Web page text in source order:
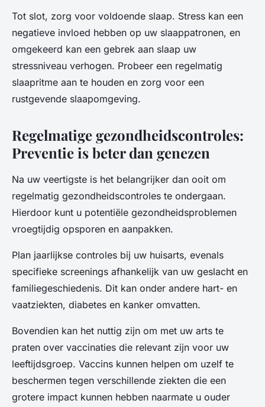
Tot slot, zorg voor voldoende slaap. Stress kan een
negatieve invloed hebben op uw slaappatronen, en
omgekeerd kan een gebrek aan slaap uw
stressniveau verhogen. Probeer een regelmatig
slaapritme aan te houden en zorg voor een
rustgevende slaapomgeving.
Regelmatige gezondheidscontroles:
Preventie is beter dan genezen
Na uw veertigste is het belangrijker dan ooit om
regelmatig gezondheidscontroles te ondergaan.
Hierdoor kunt u potentiële gezondheidsproblemen
vroegtijdig opsporen en aanpakken.
Plan jaarlijkse controles bij uw huisarts, evenals
specifieke screenings afhankelijk van uw geslacht en
familiegeschiedenis. Dit kan onder andere hart- en
vaatziekten, diabetes en kanker omvatten.
Bovendien kan het nuttig zijn om met uw arts te
praten over vaccinaties die relevant zijn voor uw
leeftijdsgroep. Vaccins kunnen helpen om uzelf te
beschermen tegen verschillende ziekten die een
grotere impact kunnen hebben naarmate u ouder